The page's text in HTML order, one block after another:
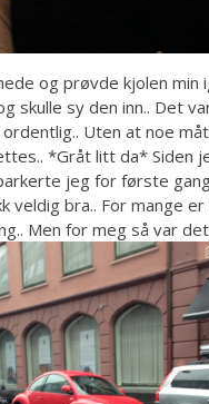
og prøvde kjolen min
skulle sy den inn.. Det
ordentlig.. Uten at noe
*Gråt litt da* Siden
jeg for første
veldig bra.. For mange
Men for meg så var